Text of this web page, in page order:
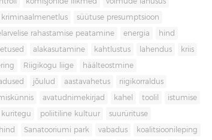
kriminaalmenetlus süütuse presumptsioon
rahastamise peatamine energia hind
alakasutamine kahtlustus lahendus kriis
Riigikogu liige häälteostmine
jõulud aastavahetus riigikorraldus
avatudnimekirjad kahel toolil istumise
kuritegu poliitiline kultuur suurürituse
Sanatooriumi park vabadus koalitsioonileping